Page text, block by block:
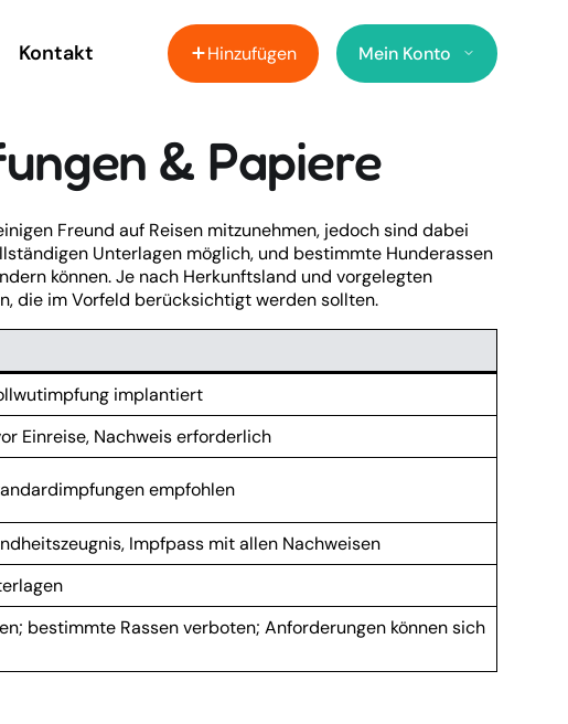
Kontakt Hinzufügen Mein Konto
& Papiere
Freund auf Reisen mitzunehmen, jedoch sind dabei
Unterlagen möglich, und bestimmte Hunderassen
können. Je nach Herkunftsland und vorgelegten
die im Vorfeld berücksichtigt werden sollten.
implantiert
Einreise, Nachweis erforderlich
empfohlen
Impfpass mit allen Nachweisen
bestimmte Rassen verboten; Anforderungen können sich